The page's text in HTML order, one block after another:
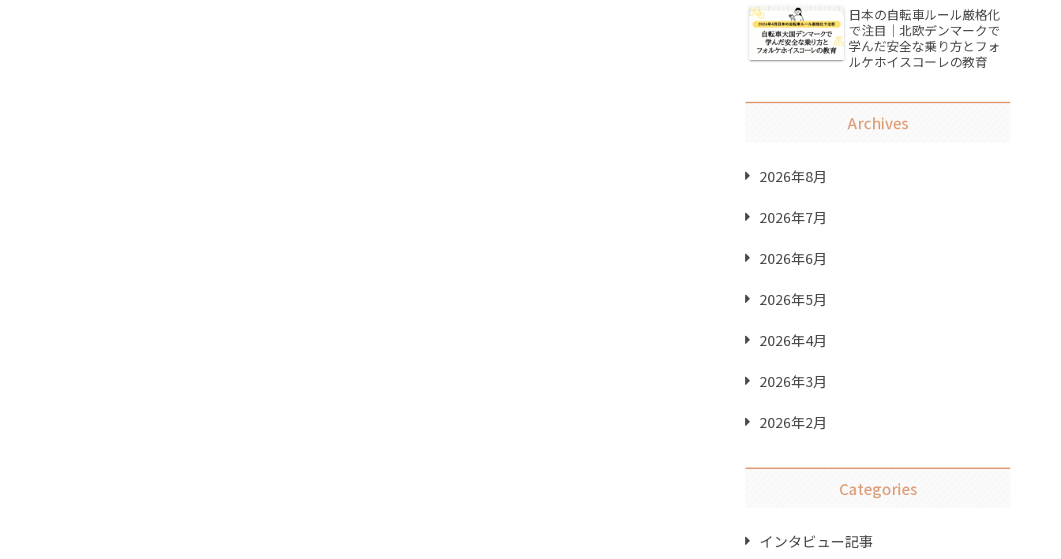
日本の自転車ルール厳格化
で注目｜北欧デンマークで
学んだ安全な乗り方とフォ
ルケホイスコーレの教育
Archives
2026年8月
2026年7月
2026年6月
2026年5月
2026年4月
2026年3月
2026年2月
Categories
インタビュー記事